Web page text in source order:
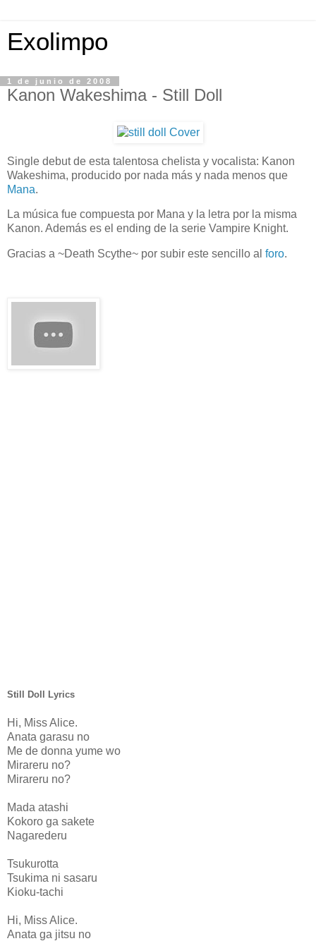
Exolimpo
1 de junio de 2008
Kanon Wakeshima - Still Doll
Single debut de esta talentosa chelista y vocalista: Kanon
Wakeshima, producido por nada más y nada menos que
Mana.
La música fue compuesta por Mana y la letra por la misma
Kanon. Además es el ending de la serie Vampire Knight.
Gracias a ~Death Scythe~ por subir este sencillo al foro.
Still Doll Lyrics
Hi, Miss Alice.
Anata garasu no
Me de donna yume wo
Mirareru no?
Mirareru no?
Mada atashi
Kokoro ga sakete
Nagarederu
Tsukurotta
Tsukima ni sasaru
Kioku-tachi
Hi, Miss Alice.
Anata ga jitsu no